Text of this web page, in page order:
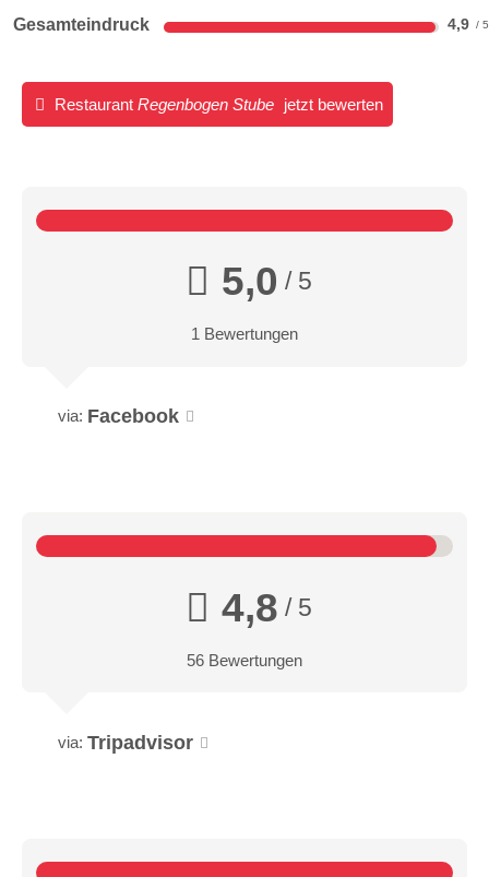
Gesamteindruck 4,9
Restaurant Regenbogen Stube jetzt bewerten
5,0 / 5
1 Bewertungen
via: Facebook
4,8 / 5
56 Bewertungen
via: Tripadvisor